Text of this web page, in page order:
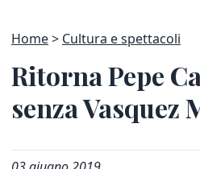
Home Cultura e spettacoli
Ritorna Pepe
senza Vasquez